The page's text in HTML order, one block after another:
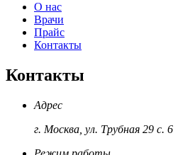
О нас
Врачи
Прайс
Контакты
Контакты
Адрес
г. Москва, ул. Трубная 29 с. 6